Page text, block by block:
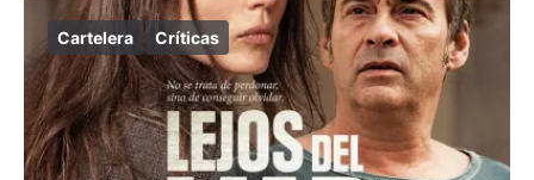
Cartelera Críticas